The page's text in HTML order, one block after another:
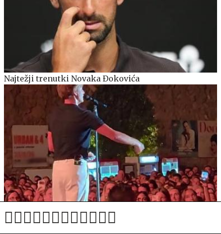
Najtežji trenutki Novaka Đokovića